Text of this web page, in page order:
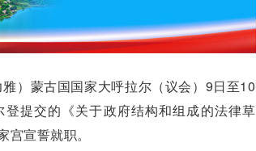
）蒙古国国家大呼拉尔（议会）9日至10
提交的《关于政府结构和组成的法律草
宣誓就职。